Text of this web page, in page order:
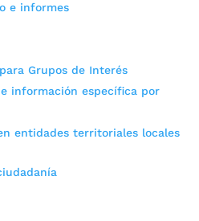
e informes
Grupos de Interés
información específica por
entidades territoriales locales
sisbenización de afiliados a
metodología IV
|Noticias
habilitados en
a.m. de este 22 de febrero.